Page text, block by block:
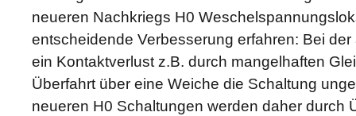
neueren Nachkriegs H0
entscheidende Verbesserung erfahren: Bei
ein Kontaktverlust z.B. durch mangelhaften
Überfahrt über eine Weiche die Schaltung
neueren H0 Schaltungen werden daher durch